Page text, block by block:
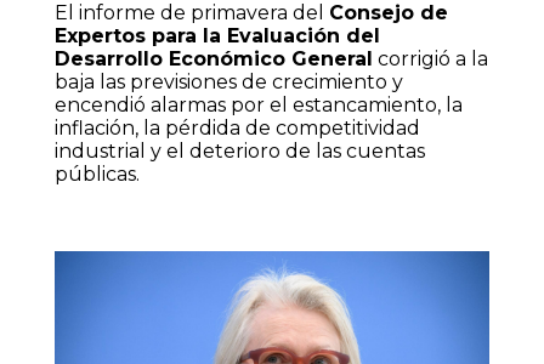
El informe de primavera del Consejo de
Expertos para la Evaluación del
Desarrollo Económico General corrigió a la
baja las previsiones de crecimiento y
encendió alarmas por el estancamiento, la
inflación, la pérdida de competitividad
industrial y el deterioro de las cuentas
públicas.